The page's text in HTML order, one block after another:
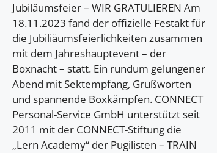
Jubiläumsfeier – WIR GRATULIEREN Am
18.11.2023 fand der offizielle Festakt für
die Jubiliäumsfeierlichkeiten zusammen
mit dem Jahreshauptevent – der
Boxnacht – statt. Ein rundum gelungener
Abend mit Sektempfang, Grußworten
und spannende Boxkämpfen. CONNECT
Personal-Service GmbH unterstützt seit
2011 mit der CONNECT-Stiftung die
„Lern Academy“ der Pugilisten – TRAIN